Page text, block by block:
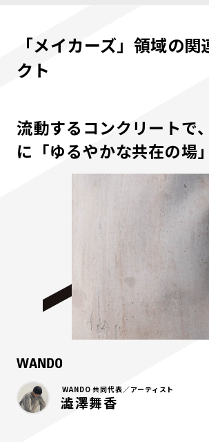
「メイカーズ」領域の関
クト
流動するコンクリートで
に「ゆるやかな共在の場
WANDO
WANDO 共同代表／アーティスト
澁澤舞香